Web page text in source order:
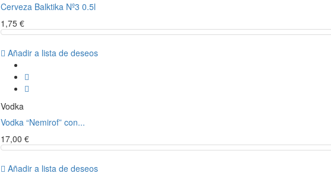
Cerveza Balktika Nº3 0.5l
1,75 €
Añadir a lista de deseos
Vodka
Vodka “Nemirof” con...
17,00 €
Añadir a lista de deseos